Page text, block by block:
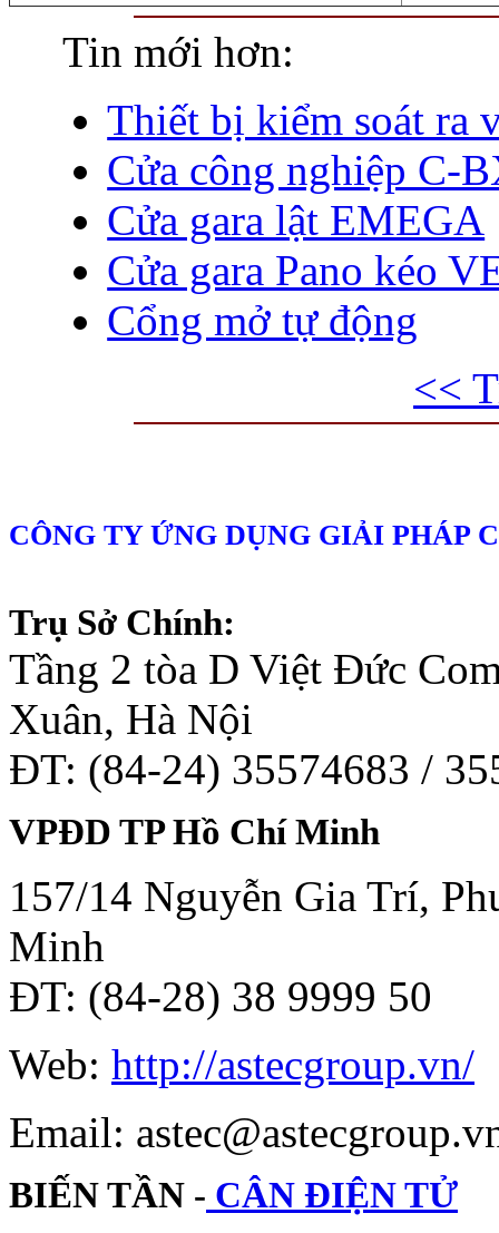
Tin mới hơn:
Thiết bị kiểm soát ra
Cửa công nghiệp C-
Cửa gara lật EMEGA
Cửa gara Pano kéo
Cổng mở tự động
<<
CÔNG TY ỨNG DỤNG GIẢI PHÁP
Trụ Sở Chính:
Tầng 2 tòa D Việt Đức
Xuân, Hà Nội
ĐT: (84-24) 35574683 /
VPĐD TP Hồ Chí Minh
157/14 Nguyễn Gia Trí,
Minh
ĐT: (84-28) 38 9999 50
Web: http://astecgroup.vn/
Email:
BIẾN TẦN - CÂN ĐIỆN TỬ